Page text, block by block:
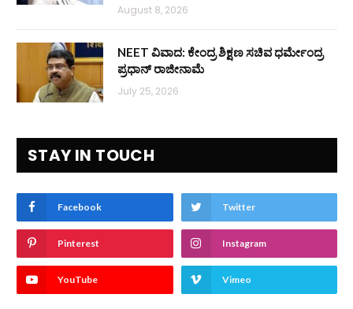
August 8, 2026
NEET ವಿವಾದ: ಕೇಂದ್ರ ಶಿಕ್ಷಣ ಸಚಿವ ಧರ್ಮೇಂದ್ರ
ಪ್ರಧಾನ್ ರಾಜೀನಾಮೆ
July 25, 2026
STAY IN TOUCH
Facebook Twitter
Pinterest Instagram
YouTube Vimeo